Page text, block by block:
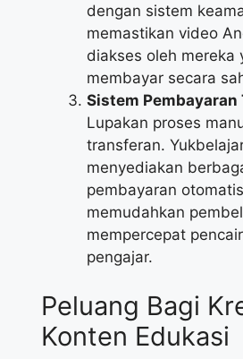
dengan sistem
memastikan video
diakses oleh mereka
membayar secara
Sistem
Lupakan proses
transferan.
menyediakan
pembayaran
memudahkan
mempercepat
pengajar.
Peluang Bagi
Konten Edukasi